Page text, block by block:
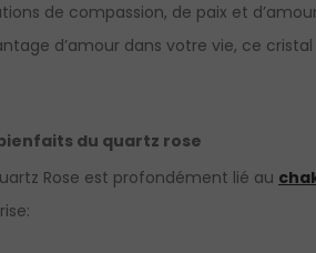
de compassion, de paix et
d’amour dans votre vie, ce
du quartz rose
Rose est profondément lié au